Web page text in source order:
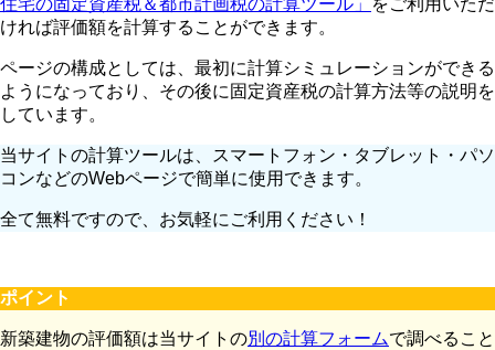
ければ評価額を計算することができます。
ページの構成としては、最初に計算シミュレーションができる
ようになっており、その後に固定資産税の計算方法等の説明を
しています。
当サイトの計算ツールは、スマートフォン・タブレット・パソ
コンなどのWebページで簡単に使用できます。
全て無料ですので、お気軽にご利用ください！
ポイント
新築建物の評価額は当サイトの別の計算フォームで調べること